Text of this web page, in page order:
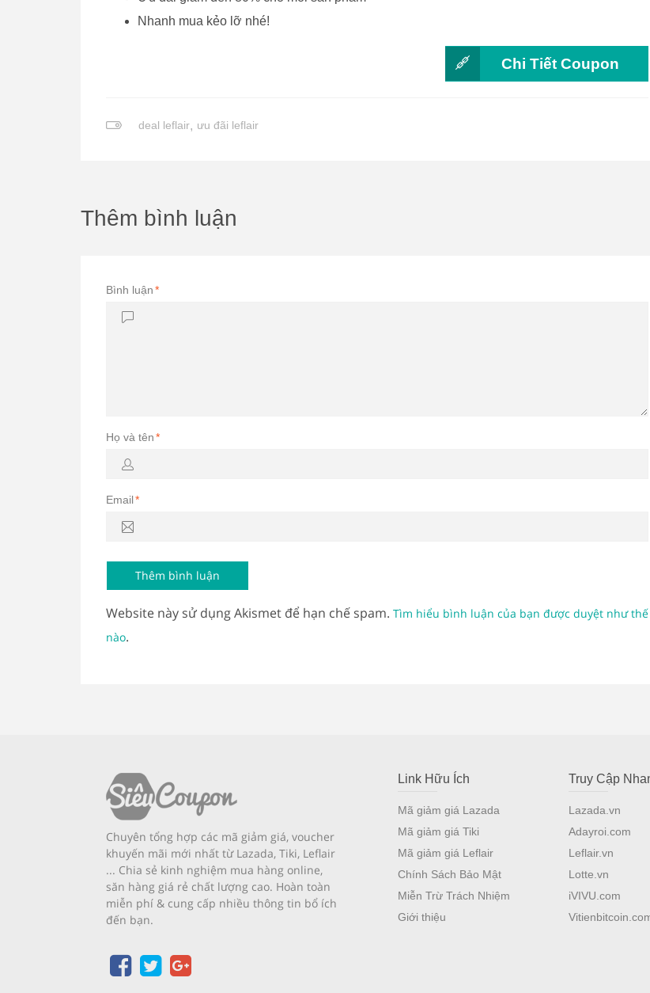
Nhanh mua kẻo lỡ nhé!
Chi Tiết Coupon
deal leflair, ưu đãi leflair
Thêm bình luận
Bình luận*
Họ và tên*
Email*
Website này sử dụng Akismet để hạn chế spam. Tìm hiểu bình luận của bạn được duyệt như thế
nào.
Chuyên tổng hợp các mã giảm giá, voucher
khuyến mãi mới nhất từ Lazada, Tiki, Leflair
... Chia sẻ kinh nghiệm mua hàng online,
săn hàng giá rẻ chất lượng cao. Hoàn toàn
miễn phí & cung cấp nhiều thông tin bổ ích
đến bạn.
Link Hữu Ích
Mã giảm giá Lazada
Mã giảm giá Tiki
Mã giảm giá Leflair
Chính Sách Bảo Mật
Miễn Trừ Trách Nhiệm
Giới thiệu
Truy Cập
Lazada.vn
Adayroi.com
Leflair.vn
Lotte.vn
iVIVU.com